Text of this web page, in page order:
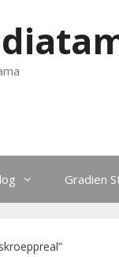
Gradien